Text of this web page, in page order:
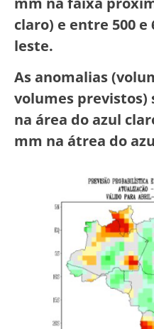
claro) e entre 500
leste.
As anomalias
volumes previstos)
na área do azul
mm na átrea do